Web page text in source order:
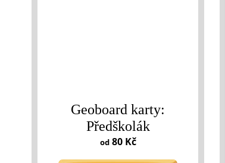
Geoboard karty:
Předškolák
od80 Kč